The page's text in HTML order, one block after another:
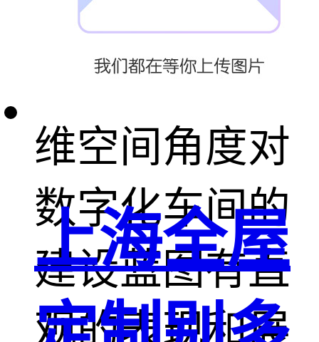
产线改造的规
划方案，从三
维空间角度对
数字化车间的
建设蓝图有直
观的表现和展
上海全屋